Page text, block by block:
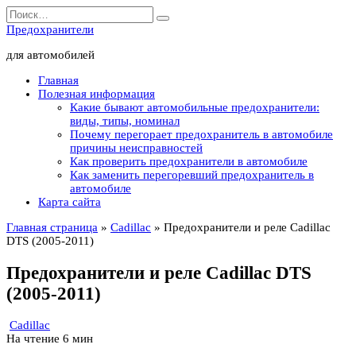
Перейти
к
содержанию
Search
for:
Предохранители
для автомобилей
Главная
Полезная информация
Какие бывают автомобильные предохранители:
виды, типы, номинал
Почему перегорает предохранитель в автомобиле
причины неисправностей
Как проверить предохранители в автомобиле
Как заменить перегоревший предохранитель в
автомобиле
Карта сайта
Главная страница » Cadillac » Предохранители и реле Cadillac
DTS (2005-2011)
Предохранители и реле Cadillac DTS
(2005-2011)
Cadillac
На чтение 6 мин